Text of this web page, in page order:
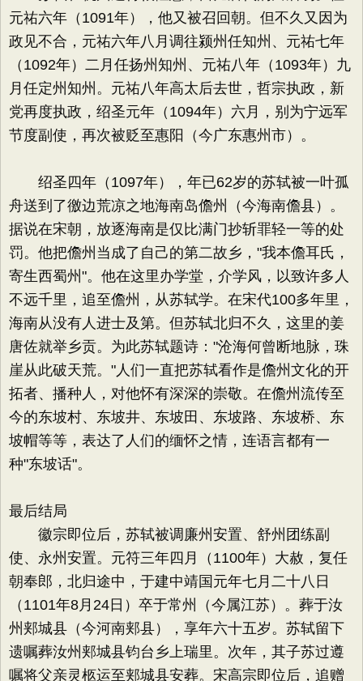
元祐六年（1091年），他又被召回朝。但不久又因为
政见不合，元祐六年八月调往颍州任知州、元祐七年
（1092年）二月任扬州知州、元祐八年（1093年）九
月任定州知州。元祐八年高太后去世，哲宗执政，新
党再度执政，绍圣元年（1094年）六月，别为宁远军
节度副使，再次被贬至惠阳（今广东惠州市）。
绍圣四年（1097年），年已62岁的苏轼被一叶孤
舟送到了徼边荒凉之地海南岛儋州（今海南儋县）。
据说在宋朝，放逐海南是仅比满门抄斩罪轻一等的处
罚。他把儋州当成了自己的第二故乡，"我本儋耳氏，
寄生西蜀州"。他在这里办学堂，介学风，以致许多人
不远千里，追至儋州，从苏轼学。在宋代100多年里，
海南从没有人进士及第。但苏轼北归不久，这里的姜
唐佐就举乡贡。为此苏轼题诗："沧海何曾断地脉，珠
崖从此破天荒。"人们一直把苏轼看作是儋州文化的开
拓者、播种人，对他怀有深深的崇敬。在儋州流传至
今的东坡村、东坡井、东坡田、东坡路、东坡桥、东
坡帽等等，表达了人们的缅怀之情，连语言都有一
种"东坡话"。
最后结局
徽宗即位后，苏轼被调廉州安置、舒州团练副
使、永州安置。元符三年四月（1100年）大赦，复任
朝奉郎，北归途中，于建中靖国元年七月二十八日
（1101年8月24日）卒于常州（今属江苏）。葬于汝
州郏城县（今河南郏县），享年六十五岁。苏轼留下
遗嘱葬汝州郏城县钧台乡上瑞里。次年，其子苏过遵
嘱将父亲灵柩运至郏城县安葬。宋高宗即位后，追赠